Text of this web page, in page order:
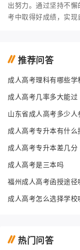
出努力。通过坚持不
考中取得好成绩，实现
推荐问答
成人高考理科有哪些学
成人高考几率多大能过
山东省成人高考多少人
成人高考专升本有什么
成人高考专升本差几分
成人高考是三本吗
福州成人高考函授途径
成人高考怎么选择学校
热门问答